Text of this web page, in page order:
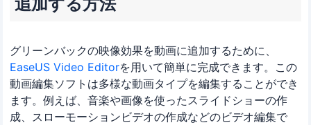
グリーンバックの映像効果を動画に追加するために、
EaseUS Video Editorを用いて簡単に完成できます。この
動画編集ソフトは多様な動画タイプを編集することができ
ます。例えば、音楽や画像を使ったスライドショーの作
成、スローモーションビデオの作成などのビデオ編集で